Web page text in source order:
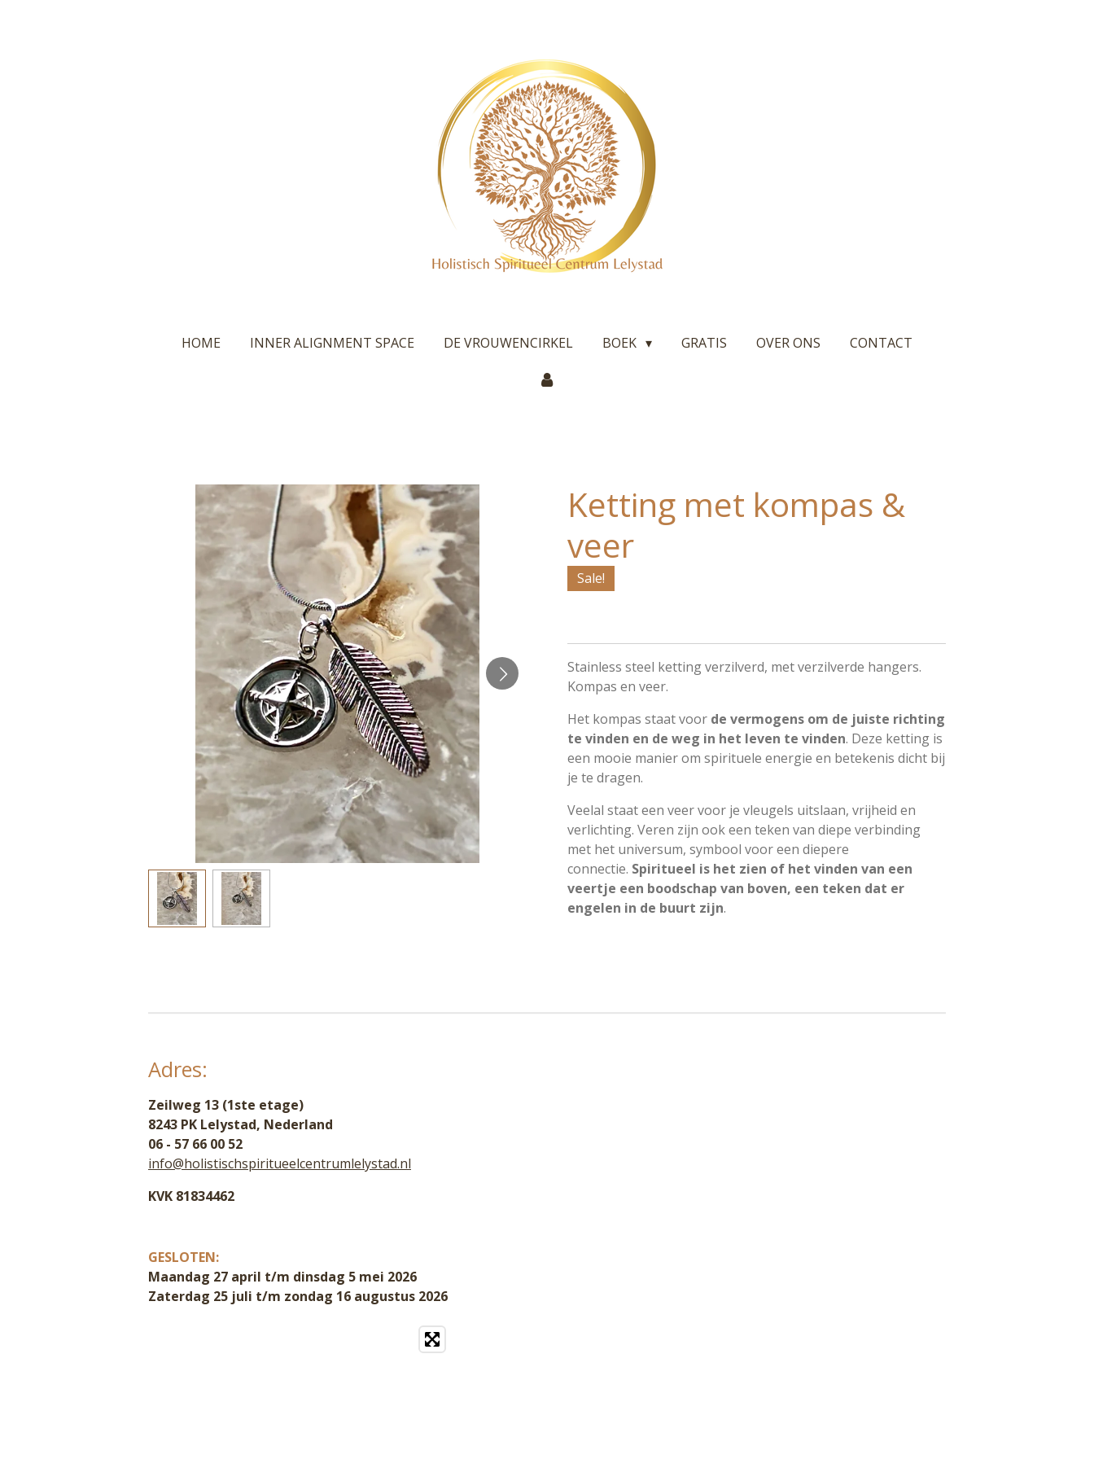
HOME INNER ALIGNMENT SPACE DE VROUWENCIRKEL BOEK GRATIS OVER ONS CONTACT
Ketting met kompas &
veer
Sale!
Stainless steel ketting verzilverd, met verzilverde hangers.
Kompas en veer.
Het kompas staat voor de vermogens om de juiste richting
te vinden en de weg in het leven te vinden. Deze ketting is
een mooie manier om spirituele energie en betekenis dicht bij
je te dragen.
Veelal staat een veer voor je vleugels uitslaan, vrijheid en
verlichting. Veren zijn ook een teken van diepe verbinding
met het universum, symbool voor een diepere
connectie. Spiritueel is het zien of het vinden van een
veertje een boodschap van boven, een teken dat er
engelen in de buurt zijn.
Adres:
Zeilweg 13 (1ste etage)
8243 PK Lelystad, Nederland
06 - 57 66 00 52
info@holistischspiritueelcentrumlelystad.nl
KVK 81834462
GESLOTEN:
Maandag 27 april t/m dinsdag 5 mei 2026
Zaterdag 25 juli t/m zondag 16 augustus 2026